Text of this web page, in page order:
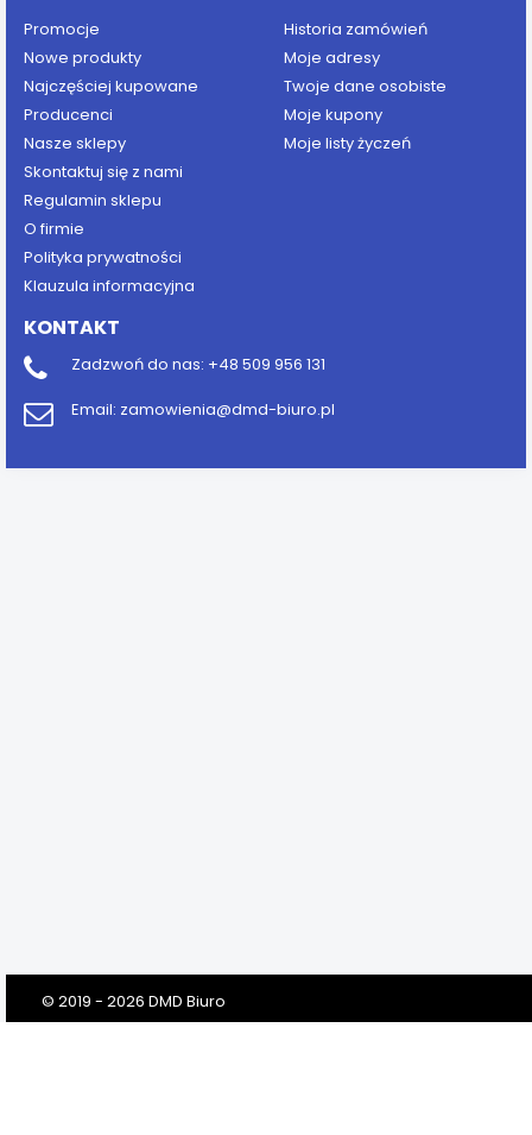
Promocje
Nowe produkty
Najczęściej kupowane
Producenci
Nasze sklepy
Skontaktuj się z nami
Regulamin sklepu
O firmie
Polityka prywatności
Klauzula informacyjna
Historia zamówień
Moje adresy
Twoje dane osobiste
Moje kupony
Moje listy życzeń
KONTAKT
Zadzwoń do nas: +48 509 956 131
Email: zamowienia@dmd-biuro.pl
© 2019 - 2026 DMD Biuro